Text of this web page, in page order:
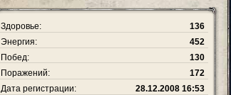
Здоровье:
136
Энергия:
452
Побед:
130
Поражений:
172
Дата регистрации:
28.12.2008 16:53